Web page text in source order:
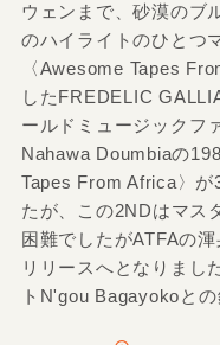
ウェンまで、砂漠のブ
のハイライトのひとつ
〈Awesome Tapes
したFREDELIC
ールドミュージックフ
Nahawa Doumbiaの
Tapes From Africa〉が
たが、この2NDはマス
困難でしたがATFAの
リリースへとなりまし
トN'gou Bagayokoと